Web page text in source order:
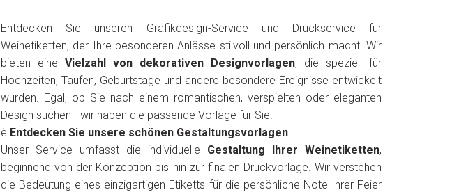
Entdecken Sie unseren Grafikdesign-Service und Druckservice für
Weinetiketten, der Ihre besonderen Anlässe stilvoll und persönlich macht. Wir
bieten eine Vielzahl von dekorativen Designvorlagen, die speziell für
Hochzeiten, Taufen, Geburtstage und andere besondere Ereignisse entwickelt
wurden. Egal, ob Sie nach einem romantischen, verspielten oder eleganten
Design suchen - wir haben die passende Vorlage für Sie.
è Entdecken Sie unsere schönen Gestaltungsvorlagen
Unser Service umfasst die individuelle Gestaltung Ihrer Weinetiketten,
beginnend von der Konzeption bis hin zur finalen Druckvorlage. Wir verstehen
die Bedeutung eines einzigartigen Etiketts für die persönliche Note Ihrer Feier